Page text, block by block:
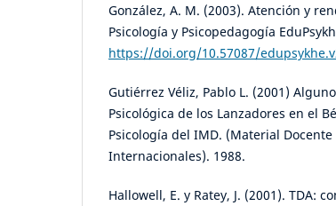
González, A. M. (2003). Atención y
Psicología y Psicopedagogía
https://doi.org/10.57087/
Gutiérrez Véliz, Pablo L. (2001)
Psicológica de los Lanzadores en el
Psicología del IMD. (Material
Internacionales). 1988.
Hallowell, E. y Ratey, J. (2001). TDA: